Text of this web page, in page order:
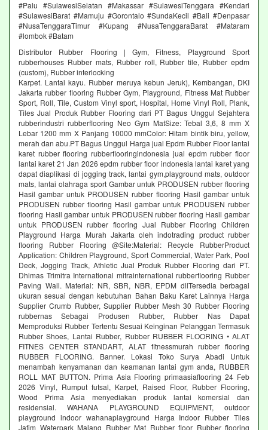
#Palu #SulawesiSelatan #Makassar #SulawesiTenggara #Kendari
#SulawesiBarat #Mamuju #Gorontalo #SundaKecil #Bali #Denpasar
#NusaTenggaraTimur #Kupang #NusaTenggaraBarat #Mataram
#lombok #Batam
Distributor Rubber Flooring | Gym, Fitness, Playground Sport
rubberhouses Rubber mats, Rubber roll, Rubber tile, Rubber epdm
(custom), Rubber interlocking
Karpet. Lantai kayu. Rubber meruya kebun Jeruk), Kembangan, DKI
Jakarta rubber flooring Rubber Gym, Playground, Fitness Mat Rubber
Sport, Roll, Tile, Custom Vinyl sport, Hospital, Home Vinyl Roll, Plank,
Tiles Jual Produk Rubber Flooring dari PT Bagus Unggul Sejahtera
rubberindustri rubberflooring Neo Gym MatSize: Tebal 3,6, 8 mm X
Lebar 1200 mm X Panjang 10000 mmColor: Hitam bintik biru, yellow,
merah dan abu.PT Bagus Unggul Harga jual Epdm Rubber Floor lantai
karet rubber flooring rubberflooringindonesia jual epdm rubber floor
lantai karet 21 Jan 2026 epdm rubber floor indonesia lantai karet yang
dapat diaplikasi di jogging track, lantai gym,playground mats, outdoor
mats, lantai olahraga sport Gambar untuk PRODUSEN rubber flooring
Hasil gambar untuk PRODUSEN rubber flooring Hasil gambar untuk
PRODUSEN rubber flooring Hasil gambar untuk PRODUSEN rubber
flooring Hasil gambar untuk PRODUSEN rubber flooring Hasil gambar
untuk PRODUSEN rubber flooring Jual Rubber Flooring Children
Playground Harga Murah Jakarta oleh indotrading product rubber
flooring Rubber Flooring @Site:Material: Recycle RubberProduct
Application: Children Playground, Sport Commercial, Water Park, Pool
Deck, Jogging Track, Athletic Jual Produk Rubber Flooring dari PT.
Dhimas Trimitra International mitrainternational rubberflooring Rubber
Paving Wall. Material: NR, SBR, NBR, EPDM dllTersedia berbagai
ukuran sesuai dengan kebutuhan Bahan Baku Karet Lainnya Harga
Supplier Crumb Rubber, Supplier Rubber Mesh 30 Rubber Flooring
rubbernas Sebagai Produsen Rubber, Rubber Nas Dapat
Memproduksi Rubber Tertentu Sesuai Keinginan Pelanggan Termasuk
Rubber Shoes, Lantai Rubber, Rubber RUBBER FLOORING • ALAT
FITNES CENTER STANDART, ALAT fitnessmurah rubber flooring
RUBBER FLOORING. Banner. Lokasi Toko Surya Abadi Untuk
menambah kenyamanan dan keamanan lantai gym anda, RUBBER
ROLL MAT BUTTON. Prima Asia Flooring primaasiaflooring 24 Feb
2026 Vinyl, Rumput futsal, Karpet, Raised Floor, Rubber Flooring,
Wood Prima Asia menyediakan produk lantai komersial dan
residensial. WAHANA PLAYGROUND EQUIPMENT, outdoor
playground indoor wahanaplayground Harga Indoor Rubber Tiles
Jatim Waterpark Malang Rubber Mat Rubber floor Rubber flooring